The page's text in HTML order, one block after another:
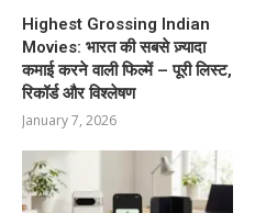
Highest Grossing Indian
Movies: भारत की सबसे ज़्यादा
कमाई करने वाली फिल्में – पूरी लिस्ट,
रिकॉर्ड और विश्लेषण
January 7, 2026